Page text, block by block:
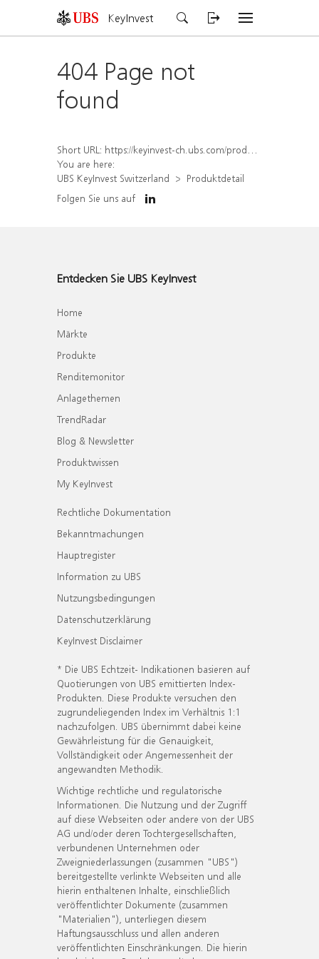
KeyInvest
404 Page not
found
Short URL: https://keyinvest-ch.ubs.com/produkt/detail/index/isin/CH1579758819
You are here:
UBS KeyInvest Switzerland
Produktdetail
Folgen Sie uns auf
Entdecken Sie UBS KeyInvest
Home
Märkte
Produkte
Renditemonitor
Anlagethemen
TrendRadar
Blog & Newsletter
Produktwissen
My KeyInvest
Rechtliche Dokumentation
Bekanntmachungen
Hauptregister
Information zu UBS
Nutzungsbedingungen
Datenschutzerklärung
KeyInvest Disclaimer
* Die UBS Echtzeit- Indikationen basieren auf
Quotierungen von UBS emittierten Index-
Produkten. Diese Produkte versuchen den
zugrundeliegenden Index im Verhältnis 1:1
nachzufolgen. UBS übernimmt dabei keine
Gewährleistung für die Genauigkeit,
Vollständigkeit oder Angemessenheit der
angewandten Methodik.
Wichtige rechtliche und regulatorische
Informationen. Die Nutzung und der Zugriff
auf diese Webseiten oder andere von der UBS
AG und/oder deren Tochtergesellschaften,
verbundenen Unternehmen oder
Zweigniederlassungen (zusammen "UBS")
bereitgestellte verlinkte Webseiten und alle
hierin enthaltenen Inhalte, einschließlich
veröffentlichter Dokumente (zusammen
"Materialien"), unterliegen diesem
Haftungsausschluss und allen anderen
veröffentlichten Einschränkungen. Die hierin